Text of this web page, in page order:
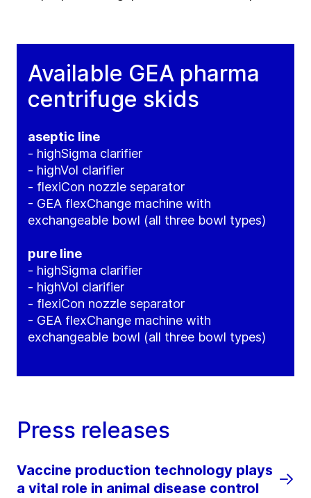
Available GEA pharma
centrifuge skids
aseptic line
- highSigma clarifier
- highVol clarifier
- flexiCon nozzle separator
- GEA flexChange machine with
exchangeable bowl (all three bowl types)
pure line
- highSigma clarifier
- highVol clarifier
- flexiCon nozzle separator
- GEA flexChange machine with
exchangeable bowl (all three bowl types)
Press releases
Vaccine production technology plays
a vital role in animal disease control